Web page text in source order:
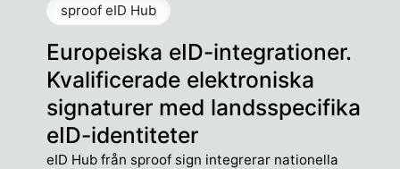
Europeiska eID-integrationer.
Kvalificerade elektroniska
signaturer med landsspecifika
eID-identiteter
sproof eID Hub
eID Hub från sproof sign integrerar nationella